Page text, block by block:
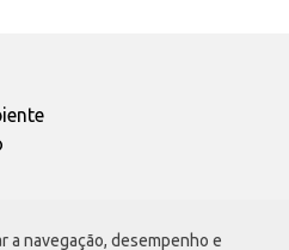
a navegação, desempenho e
S.A.